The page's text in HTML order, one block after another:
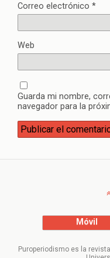
Correo electrónico *
Web
Guarda mi nombre,
navegador para la
Móvil
Puroperiodismo es la